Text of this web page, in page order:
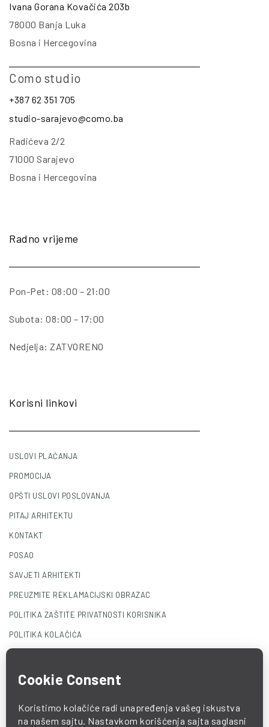
Ivana Gorana Kovačića 203b
78000 Banja Luka
Bosna i Hercegovina
Como studio
+387 62 351 705
studio-sarajevo@como.ba
Radićeva 2/2
71000 Sarajevo
Bosna i Hercegovina
Radno vrijeme
Pon-Pet: 08:00 – 21:00
Subota: 08:00 – 17:00
Nedjelja: ZATVORENO
Korisni linkovi
USLOVI PLAĆANJA
PROMOCIJA
OPŠTI USLOVI POSLOVANJA
PITAJ ARHITEKTU
KONTAKT
POSAO
SAVJETI ARHITEKTI
PREUZMITE REKLAMACIJSKI OBRAZAC
POLITIKA ZAŠTITE PRIVATNOSTI KORISNIKA
POLITIKA KOLAČIĆA